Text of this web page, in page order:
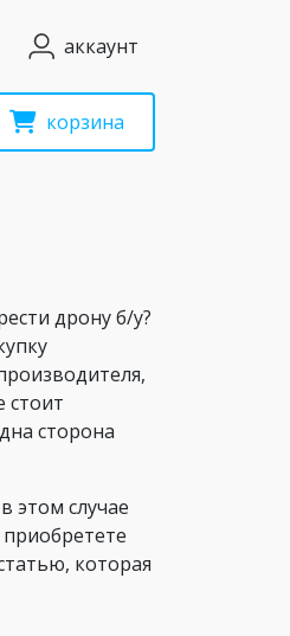
аккаунт
корзина
дрону б/у?
стоит
сторона
этом случае
которая